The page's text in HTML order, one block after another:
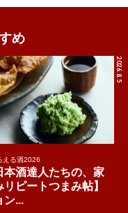
め
2026.8.5
える酒2026
本酒達人たちの、家
リピートつまみ帖】
ン...